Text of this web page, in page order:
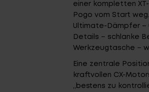
einer kompletten
Pogo vom Start
Ultimate-Dämpfer –
Details − schlanke
Werkzeugtasche −
Eine zentrale
kraftvollen CX-
„bestens zu